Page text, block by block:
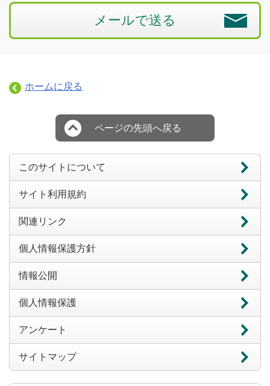
メールで送る
ホームに戻る
ページの先頭へ戻る
このサイトについて
サイト利用規約
関連リンク
個人情報保護方針
情報公開
個人情報保護
アンケート
サイトマップ